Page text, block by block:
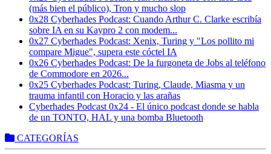
(más bien el público), Tron y mucho slop
0x28 Cyberhades Podcast: Cuando Arthur C. Clarke escribía
sobre IA en su Kaypro 2 con modem...
0x27 Cyberhades Podcast: Xenix, Turing y "Los pollito mi
compare Migue", supera este cóctel IA
0x26 Cyberhades Podcast: De la furgoneta de Jobs al teléfono
de Commodore en 2026...
0x25 Cyberhades Podcast: Turing, Claude, Miasma y un
trauma infantil con Horacio y las arañas
Cyberhades Podcast 0x24 - El único podcast donde se habla
de un TONTO, HAL y una bomba Bluetooth
CATEGORÍAS